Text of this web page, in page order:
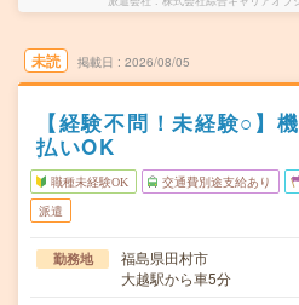
未読 掲載日 2026/08/05
【経験不問！未経験○】
払いOK
職種未経験OK 交通費別途支給あり
派遣
勤務地
福島県田村市
大越駅から車5分